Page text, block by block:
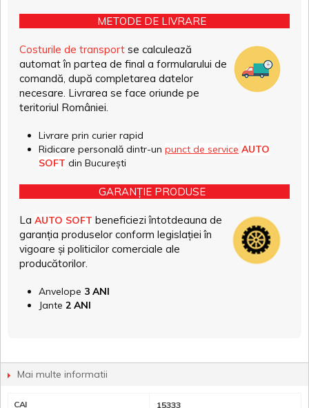
METODE DE LIVRARE
Costurile de transport se calculează
automat în partea de final a formularului de
comandă, după completarea datelor
necesare. Livrarea se face oriunde pe
teritoriul României.
Livrare prin curier rapid
Ridicare personală dintr-un punct de service AUTO
SOFT din București
GARANȚIE PRODUSE
La AUTO SOFT beneficiezi întotdeauna de
garanția produselor conform legislației în
vigoare și politicilor comerciale ale
producătorilor.
Anvelope 3 ANI
Jante 2 ANI
Mai multe informatii
CAI 15333